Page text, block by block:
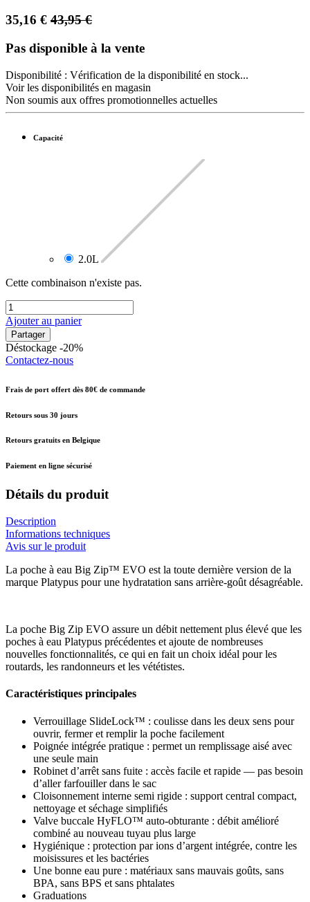
35,16 € 43,95€
Pas disponible à la vente
Disponibilité : Vérification de la disponibilité en stock...
Voir les disponibilités en magasin
Non soumis aux offres promotionnelles actuelles
Capacité
2.0L
Cette combinaison n'existe pas.
Ajouter au panier
Partager
Déstockage -20%
Contactez-nous
Frais de port offert dès 80€ de commande
Retours sous 30 jours
Retours gratuits en Belgique
Paiement en ligne sécurisé
Détails du produit
Description
Informations techniques
Avis sur le produit
La poche à eau Big Zip™ EVO est la toute dernière version de la
marque Platypus pour une hydratation sans arrière-goût désagréable.
La poche Big Zip EVO assure un débit nettement plus élevé que les
poches à eau Platypus précédentes et ajoute de nombreuses
nouvelles fonctionnalités, ce qui en fait un choix idéal pour les
routards, les randonneurs et les vététistes.
Caractéristiques principales
Verrouillage SlideLock™ : coulisse dans les deux sens pour
ouvrir, fermer et remplir la poche facilement
Poignée intégrée pratique : permet un remplissage aisé avec
une seule main
Robinet d’arrêt sans fuite : accès facile et rapide — pas besoin
d’aller farfouiller dans le sac
Cloisonnement interne semi rigide : support central compact,
nettoyage et séchage simplifiés
Valve buccale HyFLO™ auto-obturante : débit amélioré
combiné au nouveau tuyau plus large
Hygiénique : protection par ions d’argent intégrée, contre les
moisissures et les bactéries
Une bonne eau pure : matériaux sans mauvais goûts, sans
BPA, sans BPS et sans phtalates
Graduations